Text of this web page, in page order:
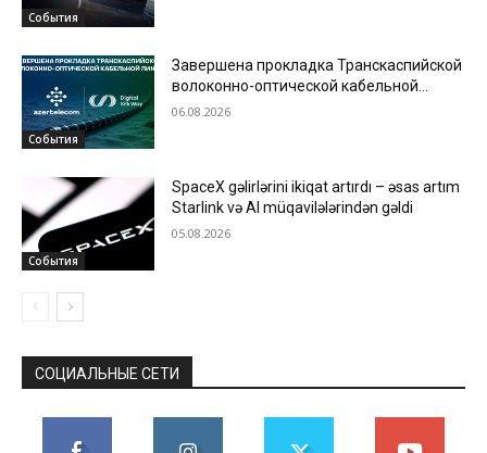
События
События
Завершена прокладка Транскаспийской
волоконно-оптической кабельной
линии по дну Каспийского моря
06.08.2026
События
SpaceX gəlirlərini ikiqat artırdı – əsas artım
Starlink və AI müqavilələrindən gəldi
05.08.2026
СОЦИАЛЬНЫЕ СЕТИ